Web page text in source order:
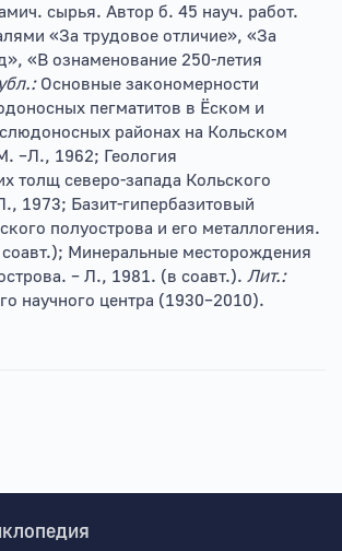
сырья. Автор б. 45 науч. работ.
«За трудовое отличие», «За
«В ознаменование 250-летия
Основные закономерности
пегматитов в Ёском и
районах на Кольском
–Л., 1962; Геология
толщ северо-запада Кольского
1973; Базит-гипербазитовый
полуострова и его металлогения.
Минеральные месторождения
– Л., 1981. (в соавт.). Лит.:
научного центра (1930–2010).